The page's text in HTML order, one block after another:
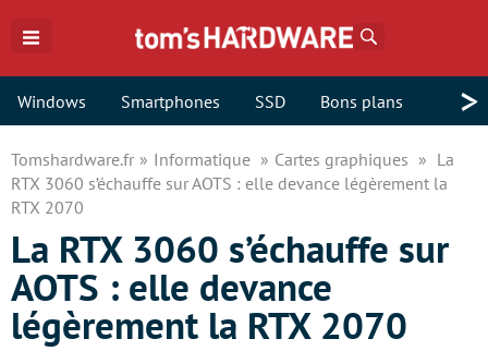
Windows Smartphones SSD Bons plans >
Tomshardware.fr Informatique Cartes graphiques
La
RTX 3060 s’échauffe sur AOTS : elle devance légèrement la
RTX 2070
La RTX 3060 s’échauffe sur
AOTS : elle devance
légèrement la RTX 2070